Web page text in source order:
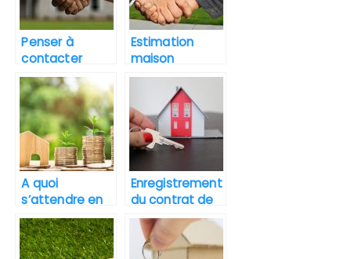
Penser à
contacter
plusieurs
agents
immobiliers
pour l’achat
d’un bien.
Estimation
maison
Montpellier
pour une
meilleure vente
A quoi
s’attendre en
investissant
dans
l’immobilier?
Enregistrement
du contrat de
location : à qui
cela profite-t-
il?